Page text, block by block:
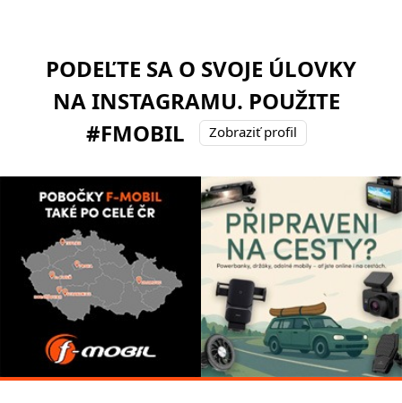
PODEĽTE SA O SVOJE ÚLOVKY
NA INSTAGRAMU. POUŽITE
#FMOBIL
Zobraziť profil